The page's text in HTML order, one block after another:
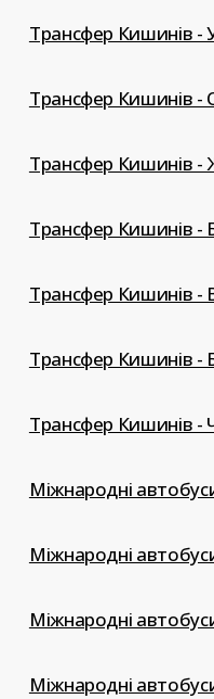
Трансфер Кишинів -
Трансфер Кишинів -
Трансфер Кишинів
Трансфер Кишинів -
Трансфер Кишинів -
Трансфер Кишинів -
Трансфер Кишинів -
Міжнародні
Міжнародні
Міжнародні
Міжнародні